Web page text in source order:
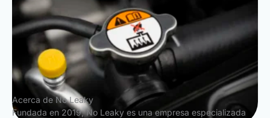
Acerca de No Leaky
Fundada en 2019, No Leaky es una empresa especializada